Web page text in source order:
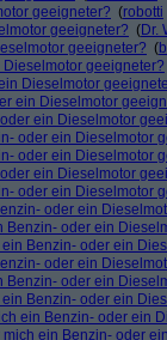
geeigneter? (robotti
geeigneter? (Dr.
geeigneter? (
geeigneter?
Dieselmotor
ein Dieselmotor
ein Dieselmotor
oder ein Dieselmotor
oder ein Dieselmotor
ein Dieselmotor
oder ein Dieselmotor
oder ein
Benzin- oder ein
ein Benzin- oder ein
oder ein
Benzin- oder ein
ein Benzin- oder ein
ein Benzin- oder ein
mich ein Benzin- oder